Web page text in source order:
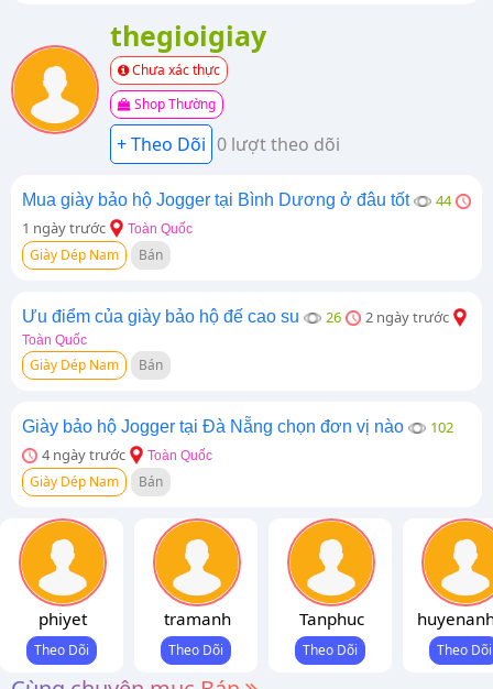
thegioigiay
Chưa xác thực
Shop Thường
0 lượt theo dõi
Mua giày bảo hộ Jogger tại Bình Dương ở đâu tốt
44
1 ngày trước
Toàn Quốc
Giày Dép Nam Bán
Ưu điểm của giày bảo hộ đế cao su 26 2 ngày trước
Toàn Quốc
Giày Dép Nam Bán
Giày bảo hộ Jogger tại Đà Nẵng chọn đơn vị nào
102
4 ngày trước
Toàn Quốc
Giày Dép Nam Bán
phiyet tramanh Tanphuc